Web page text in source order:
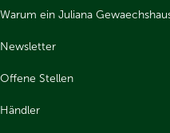
Warum ein Juliana
Newsletter
Offene Stellen
Händler